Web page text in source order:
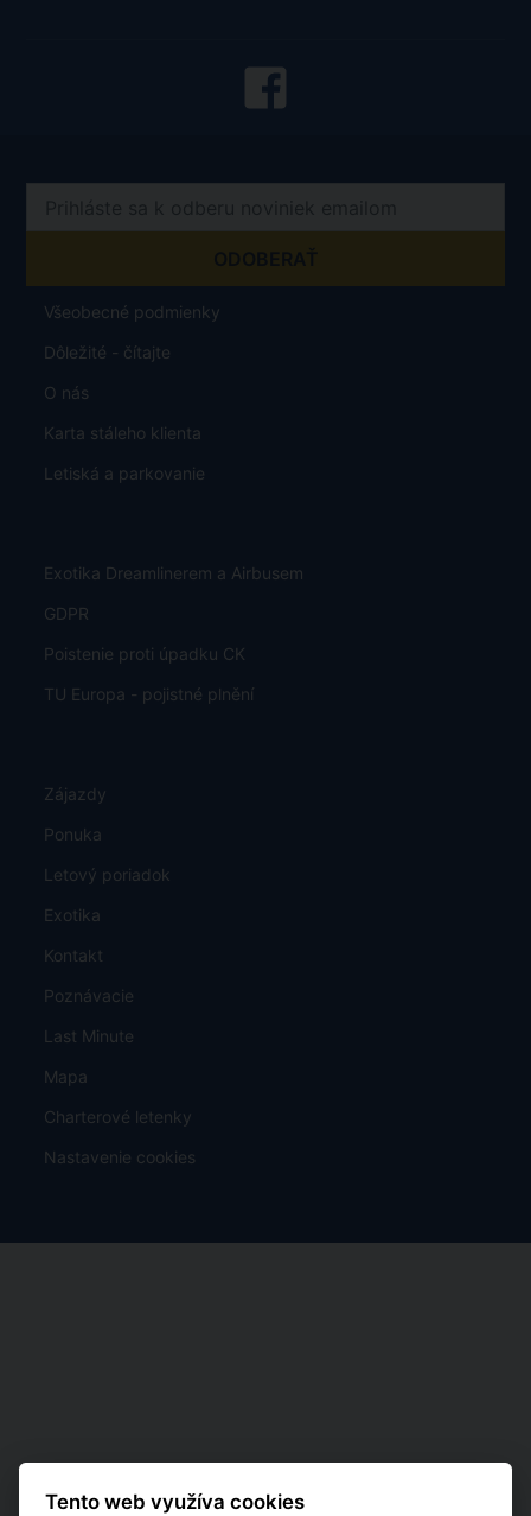
Všeobecné podmienky
Dôležité - čítajte
O nás
Karta stáleho klienta
Letiská a parkovanie
Exotika Dreamlinerem a Airbusem
GDPR
Poistenie proti úpadku CK
TU Europa - pojistné plnění
Zájazdy
Ponuka
Letový poriadok
Exotika
Kontakt
Poznávacie
Last Minute
Mapa
Charterové letenky
Nastavenie cookies
Tento web využíva cookies